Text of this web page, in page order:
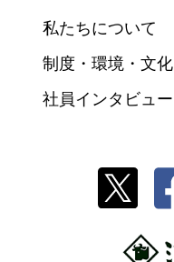
私たちについて
制度・環境・文化
社員インタビュー